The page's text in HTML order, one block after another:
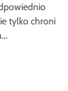
tylko chroni